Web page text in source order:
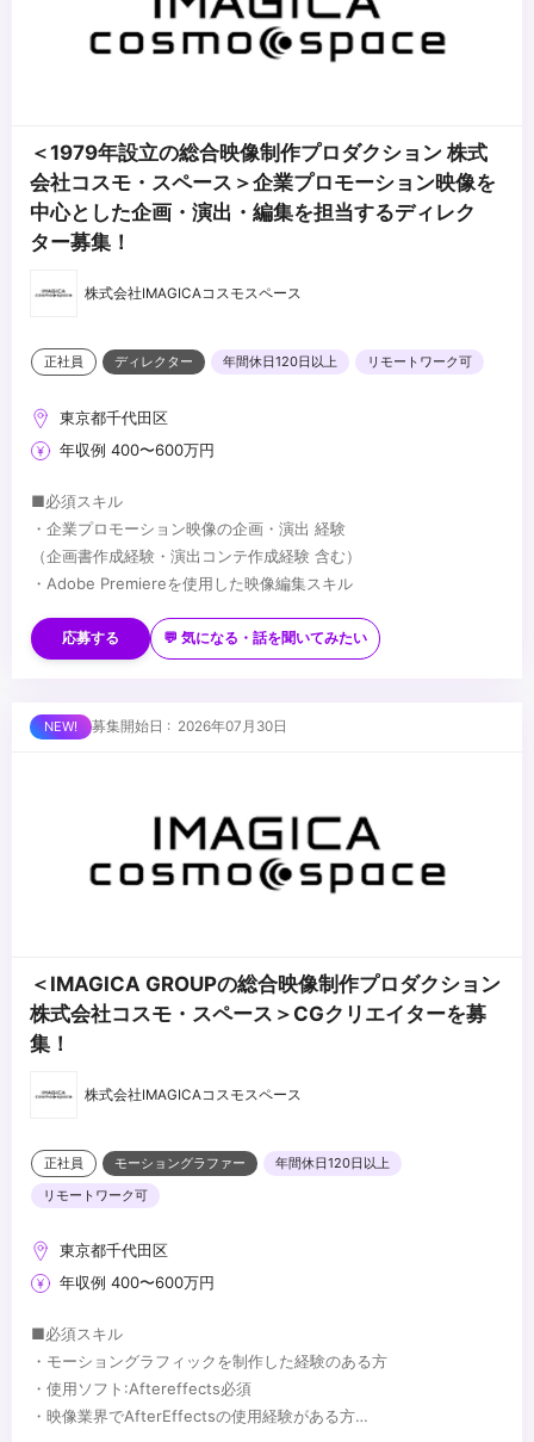
＜1979年設立の総合映像制作プロダクション 株式
会社コスモ・スペース＞企業プロモーション映像を
中心とした企画・演出・編集を担当するディレク
ター募集！
株式会社IMAGICAコスモスペース
正社員 ディレクター 年間休日120日以上 リモートワーク可
東京都千代田区
年収例 400〜600万円
■必須スキル
・企業プロモーション映像の企画・演出 経験
（企画書作成経験・演出コンテ作成経験 含む）
・Adobe Premiereを使用した映像編集スキル
・Adobe After Effectsを使用したモーショングラフィックの描画
スキル
■求める人物像
ジャンルを極めたい人
応募する 💬 気になる・話を聞いてみたい
募集開始日 : 2026年07月30日
＜IMAGICA GROUPの総合映像制作プロダクション
株式会社コスモ・スペース＞CGクリエイターを募
集！
株式会社IMAGICAコスモスペース
正社員 モーショングラファー
年間休日120日以上
リモートワーク可
東京都千代田区
年収例 400〜600万円
■必須スキル
・モーショングラフィックを制作した経験のある方
・使用ソフト:Aftereffects必須
・映像業界でAfterEffectsの使用経験がある方